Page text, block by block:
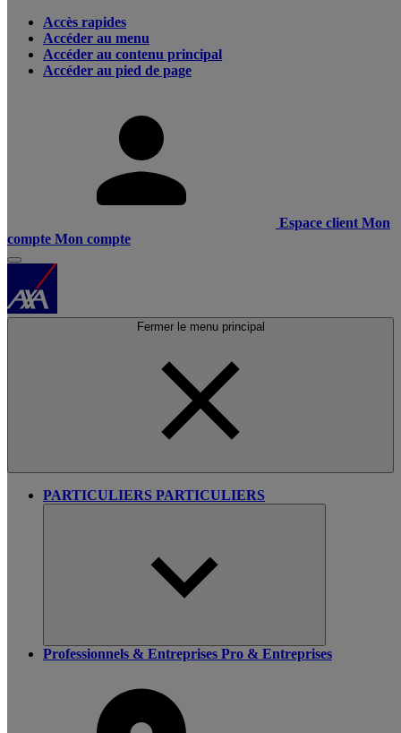
Accès rapides
Accéder au menu
Accéder au contenu principal
Accéder au pied de page
Espace client Mon
compte Mon compte
Fermer le menu principal
PARTICULIERS PARTICULIERS
Professionnels & Entreprises Pro & Entreprises